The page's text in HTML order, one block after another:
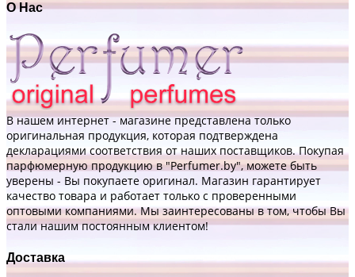
О Нас
В нашем интернет - магазине представлена только
оригинальная продукция, которая подтверждена
декларациями соответствия от наших поставщиков. Покупая
парфюмерную продукцию в "Perfumer.by", можете быть
уверены - Вы покупаете оригинал. Магазин гарантирует
качество товара и работает только с проверенными
оптовыми компаниями. Мы заинтересованы в том, чтобы Вы
стали нашим постоянным клиентом!
Доставка